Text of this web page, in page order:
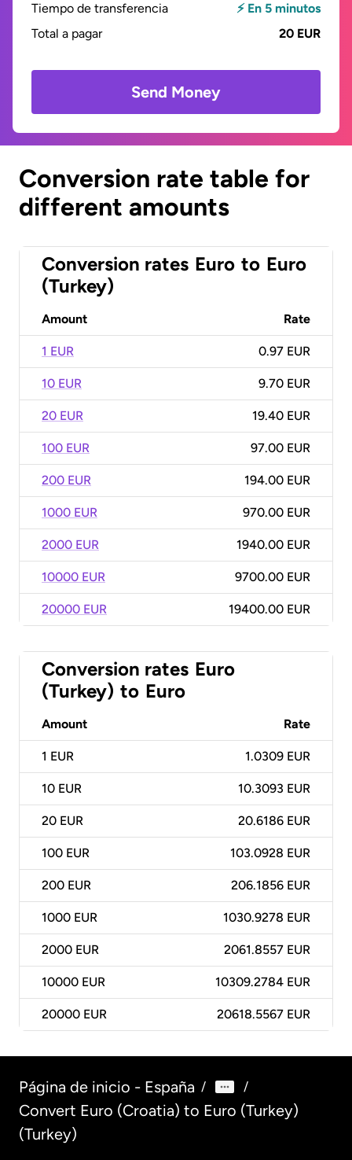
Tiempo de transferencia
⚡ En 5 minutos
Total a pagar
20 EUR
Send Money
Conversion rate table for
different amounts
Conversion rates Euro to Euro
(Turkey)
Amount Rate
1 EUR 0.97 EUR
10 EUR 9.70 EUR
20 EUR 19.40 EUR
100 EUR 97.00 EUR
200 EUR 194.00 EUR
1000 EUR 970.00 EUR
2000 EUR 1940.00 EUR
10000 EUR 9700.00 EUR
20000 EUR 19400.00 EUR
Conversion rates Euro
(Turkey) to Euro
Amount Rate
1 EUR 1.0309 EUR
10 EUR 10.3093 EUR
20 EUR 20.6186 EUR
100 EUR 103.0928 EUR
200 EUR 206.1856 EUR
1000 EUR 1030.9278 EUR
2000 EUR 2061.8557 EUR
10000 EUR 10309.2784 EUR
20000 EUR 20618.5567 EUR
Página de inicio - España / /
Convert Euro (Croatia) to Euro (Turkey)
(Turkey)